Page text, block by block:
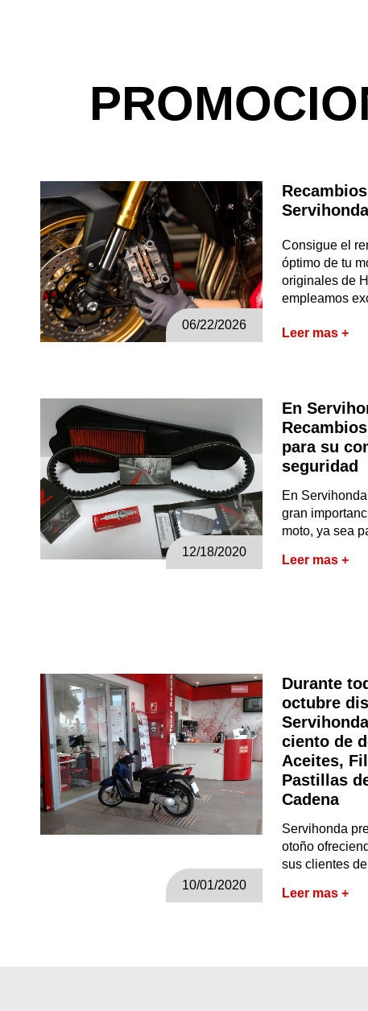
06/22/2026
Servihonda
Consigue el
óptimo de tu
originales de
empleamos
Leer mas +
12/18/2020
En
para su
seguridad
En
gran
moto, ya sea
Leer mas +
10/01/2020
Durante
octubre
ciento de
Aceites,
Pastillas
Cadena
Servihonda
otoño
sus clientes
Leer mas +